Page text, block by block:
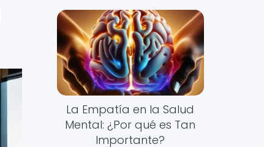
La Empatía en la Salud
Mental: ¿Por qué es Tan
Importante?